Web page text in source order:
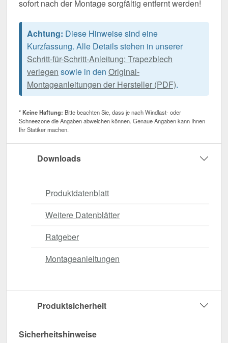
sofort nach der Montage sorgfältig entfernt werden!
Achtung: Diese Hinweise sind eine
Kurzfassung. Alle Details stehen in unserer
Schritt-für-Schritt-Anleitung: Trapezblech
verlegen sowie in den Original-
Montageanleitungen der Hersteller (PDF).
* Keine Haftung: Bitte beachten Sie, dass je nach Windlast- oder
Schneezone die Angaben abweichen können. Genaue Angaben kann Ihnen
Ihr Statiker machen.
Downloads
Produktdatenblatt
Weitere Datenblätter
Ratgeber
Montageanleitungen
Produktsicherheit
Sicherheitshinweise